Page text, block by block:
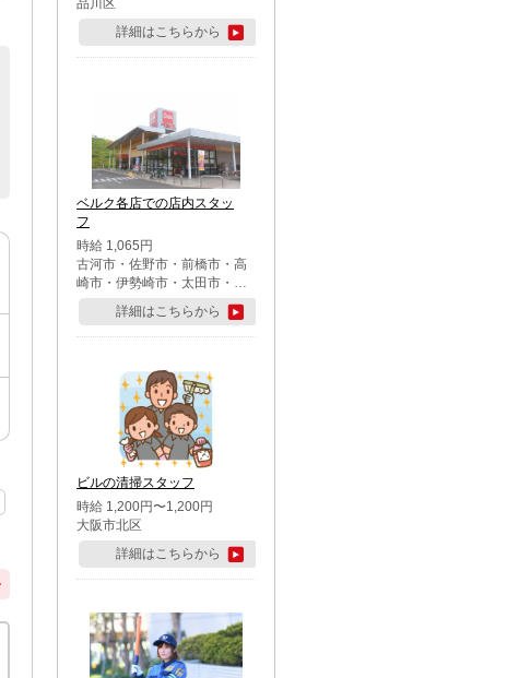
品川区
詳細はこちらから
ベルク各店での店内スタッ
フ
時給 1,065円
古河市・佐野市・前橋市・高
崎市・伊勢崎市・太田市・館
林市・藤岡市・大泉町・さい
たま市北区・川越市・熊谷
市・行田市・秩父市・所沢
市・鶴ケ島市・千葉市中央
区・市川市・松戸市・習志野
市・柏市・流山市・八千代
市・足立区・江戸川区・八王
子市・町田市
詳細はこちらから
ビルの清掃スタッフ
時給 1,200円〜1,200円
大阪市北区
詳細はこちらから